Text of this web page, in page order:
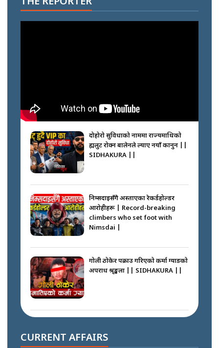
दोहोरो सुविधाको नाममा राज्यमाथिको
ब्रह्मलुट रोक्न बालेनले ल्याए नयाँ कानुन ||
SIDHAKURA ||
निम्सदाइसँगै अस्ताएका रेकर्डहोल्डर
आरोहीहरू | Record-breaking
climbers who set foot with
Nimsdai |
गोली ठोकेर पक्राउ गरिएको कर्मा ग्याङको
अपराध श्रृङ्खला || SIDHAKURA ||
सल्किएको आगो निभाउनेहरू ||
SIDHAKURA || THE REPORTER
CURRENT AFFAIRS